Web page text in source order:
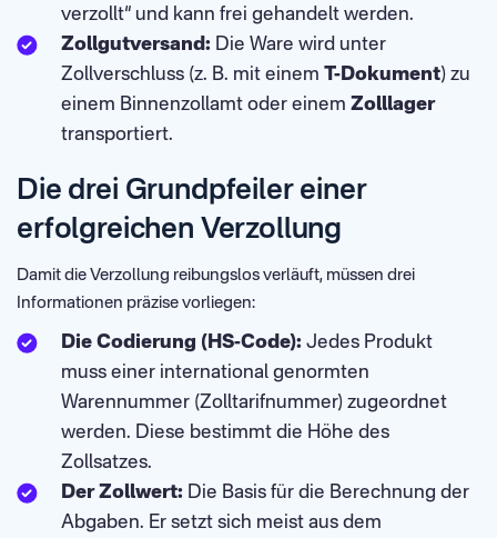
verzollt“ und kann frei gehandelt werden.
Zollgutversand: Die Ware wird unter
Zollverschluss (z. B. mit einem T-Dokument) zu
einem Binnenzollamt oder einem Zolllager
transportiert.
Die drei Grundpfeiler einer
erfolgreichen Verzollung
Damit die Verzollung reibungslos verläuft, müssen drei
Informationen präzise vorliegen:
Die Codierung (HS-Code): Jedes Produkt
muss einer international genormten
Warennummer (Zolltarifnummer) zugeordnet
werden. Diese bestimmt die Höhe des
Zollsatzes.
Der Zollwert: Die Basis für die Berechnung der
Abgaben. Er setzt sich meist aus dem